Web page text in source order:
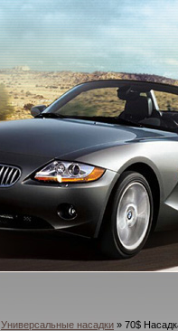
Универсальные насадки » 70$